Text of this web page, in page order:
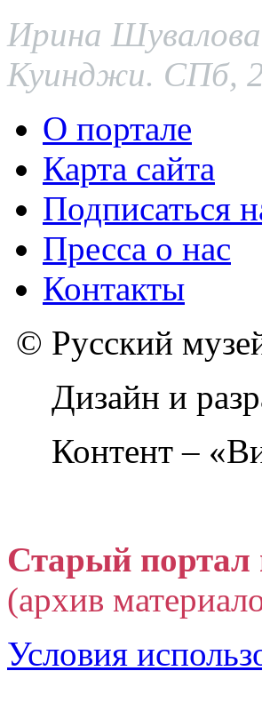
Ирина
Куинджи. СПб,
О портале
Карта сайта
Подписаться
Пресса о нас
Контакты
© Русский
Дизайн и
Контент –
Старый портал
(архив
Условия